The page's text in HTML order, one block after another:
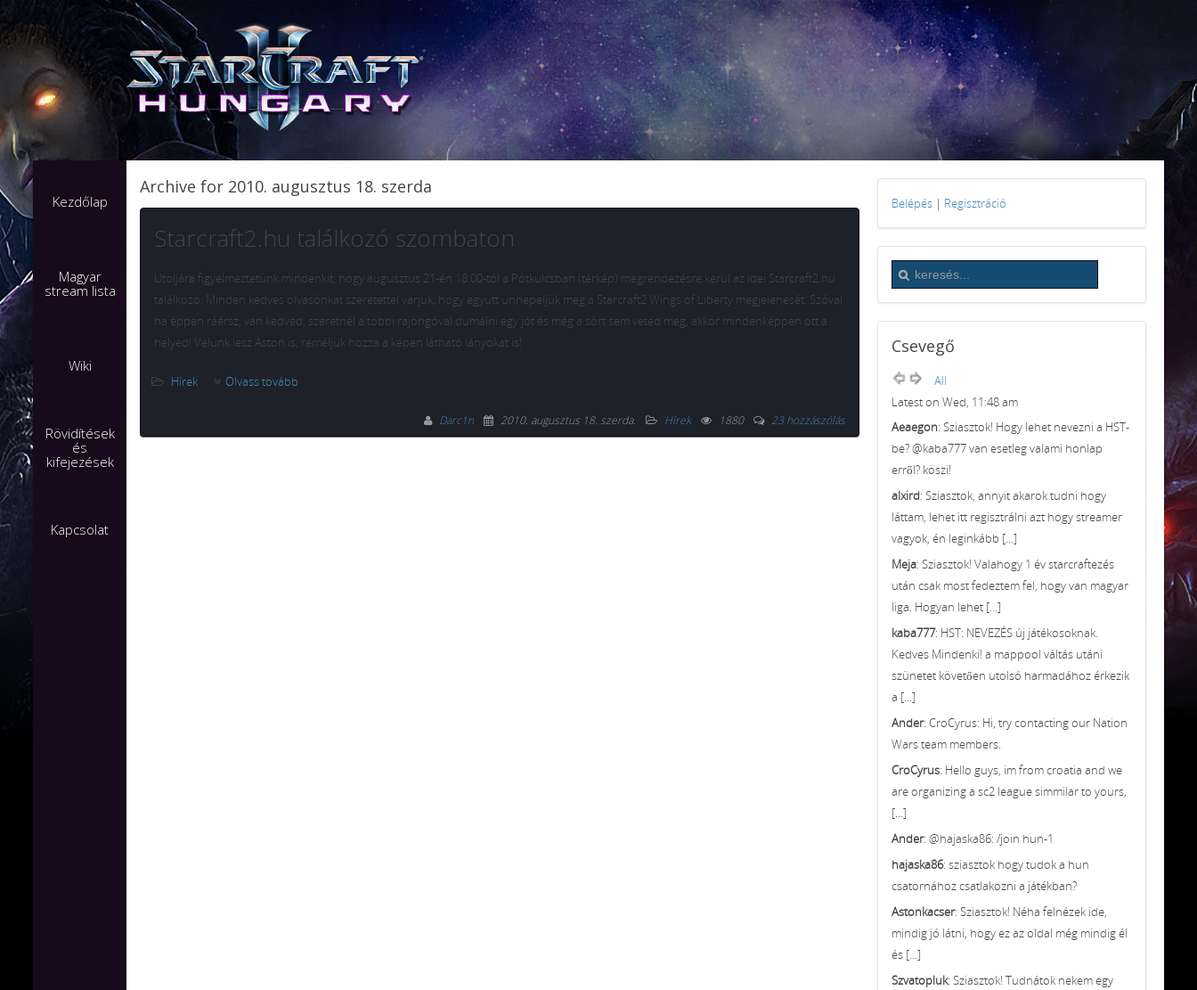
Kezdőlap
Magyar
stream lista
Wiki
Rövidítések
és
kifejezések
Kapcsolat
Archive for 2010. augusztus 18. szerda
Starcraft2.hu találkozó szombaton
Utoljára figyelmeztetünk mindenkit, hogy augusztus 21-én 18:00-tól a Pótkulcsban (térkép) megrendezésre kerül az idei Starcraft2.hu
találkozó. Minden kedves olvasónkat szeretettel várjuk, hogy együtt ünnepeljük meg a Starcraft2 Wings of Liberty megjelenését. Szóval
ha éppen ráérsz, van kedved, szeretnél a többi rajongóval dumálni egy jót és még a sört sem veted meg, akkor mindenképpen ott a
helyed! Velünk lesz Aston is, reméljük hozza a képen látható lányokat is!
Hírek Olvass tovább
Darc1n 2010. augusztus 18. szerda. Hírek 1880 23 hozzászólás
Belépés | Regisztráció
Csevegő
All
Latest on Wed, 11:48 am
Aeaegon: Sziasztok! Hogy lehet nevezni a HST-
be? @kaba777 van esetleg valami honlap
erről? köszi!
alxird: Sziasztok, annyit akarok tudni hogy
láttam, lehet itt regisztrálni azt hogy streamer
vagyok, én leginkább [...]
Meja: Sziasztok! Valahogy 1 év starcraftezés
után csak most fedeztem fel, hogy van magyar
liga. Hogyan lehet [...]
kaba777: HST: NEVEZÉS új játékosoknak.
Kedves Mindenki! a mappool váltás utáni
szünetet követően utolsó harmadához érkezik
a [...]
Ander: CroCyrus: Hi, try contacting our Nation
Wars team members.
CroCyrus: Hello guys, im from croatia and we
are organizing a sc2 league simmilar to yours,
[...]
Ander: @hajaska86: /join hun-1
hajaska86: sziasztok hogy tudok a hun
csatornához csatlakozni a játékban?
Astonkacser: Sziasztok! Néha felnézek ide,
mindig jó látni, hogy ez az oldal még mindig él
és [...]
Szvatopluk: Sziasztok! Tudnátok nekem egy